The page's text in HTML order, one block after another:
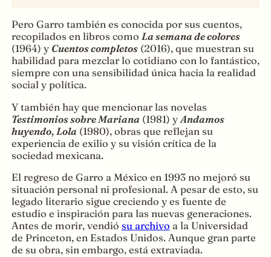
Pero Garro también es conocida por sus cuentos,
recopilados en libros como La semana de colores
(1964) y Cuentos completos(2016), que muestran su
habilidad para mezclar lo cotidiano con lo fantástico,
siempre con una sensibilidad única hacia la realidad
social y política.
Y también hay que mencionar las novelas
Testimonios sobre Mariana (1981) y Andamos
huyendo, Lola (1980), obras que reflejan su
experiencia de exilio y su visión crítica de la
sociedad mexicana.
El regreso de Garro a México en 1993 no mejoró su
situación personal ni profesional. A pesar de esto, su
legado literario sigue creciendo y es fuente de
estudio e inspiración para las nuevas generaciones.
Antes de morir, vendió su archivo a la Universidad
de Princeton, en Estados Unidos. Aunque gran parte
de su obra, sin embargo, está extraviada.